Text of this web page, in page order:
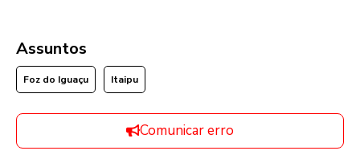
Assuntos
Foz do Iguaçu Itaipu
Comunicar erro